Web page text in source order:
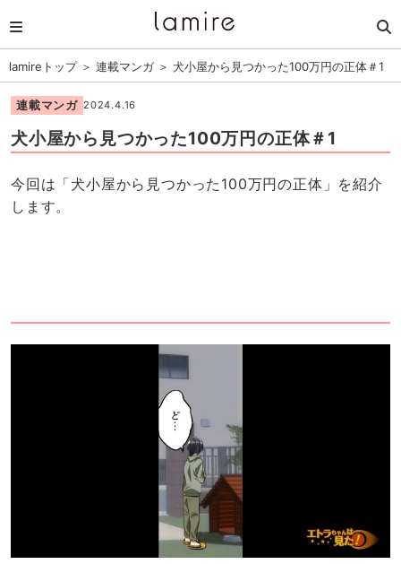
lamireトップ＞ 連載マンガ＞ 犬小屋から見つかった100万円の正体＃1
連載マンガ 2024.4.16
犬小屋から見つかった100万円の正体＃1
今回は「犬小屋から見つかった100万円の正体」を紹介
します。